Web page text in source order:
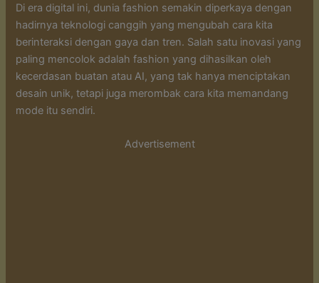
Di era digital ini, dunia fashion semakin diperkaya dengan
hadirnya teknologi canggih yang mengubah cara kita
berinteraksi dengan gaya dan tren. Salah satu inovasi yang
paling mencolok adalah fashion yang dihasilkan oleh
kecerdasan buatan atau AI, yang tak hanya menciptakan
desain unik, tetapi juga merombak cara kita memandang
mode itu sendiri.
Advertisement